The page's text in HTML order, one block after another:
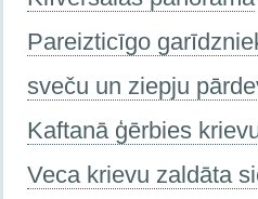
Pareizticīgo
sveču un ziepju
Kaftanā ģērbies
Veca krievu zaldāta